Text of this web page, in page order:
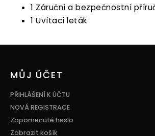
1 Záruční a bezpečnostní
1 Uvítací leták
Z
MŮJ ÚČET
PŘIHLÁŠENÍ K ÚČTU
NOVÁ REGISTRACE
Zapomenuté heslo
Zobrazit košík